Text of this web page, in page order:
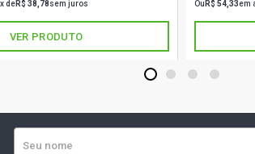
deR$ 38,78sem juros
VER PRODUTO
Ou R$ 54,33em
1 2 3 4